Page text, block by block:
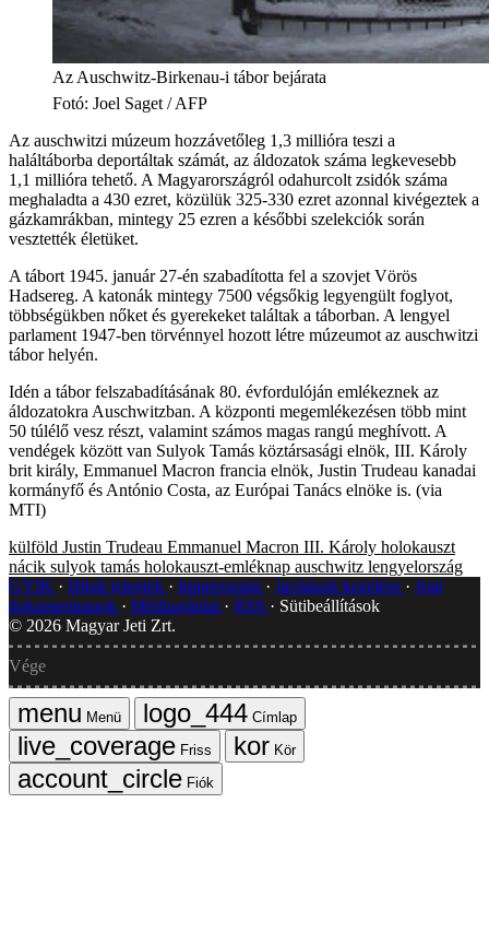
Az Auschwitz-Birkenau-i tábor bejárata
Fotó: Joel Saget / AFP
Az auschwitzi múzeum hozzávetőleg 1,3 millióra teszi a
haláltáborba deportáltak számát, az áldozatok száma legkevesebb
1,1 millióra tehető. A Magyarországról odahurcolt zsidók száma
meghaladta a 430 ezret, közülük 325-330 ezret azonnal kivégeztek a
gázkamrákban, mintegy 25 ezren a későbbi szelekciók során
vesztették életüket.
A tábort 1945. január 27-én szabadította fel a szovjet Vörös
Hadsereg. A katonák mintegy 7500 végsőkig legyengült foglyot,
többségükben nőket és gyerekeket találtak a táborban. A lengyel
parlament 1947-ben törvénnyel hozott létre múzeumot az auschwitzi
tábor helyén.
Idén a tábor felszabadításának 80. évfordulóján emlékeznek az
áldozatokra Auschwitzban. A központi megemlékezésen több mint
50 túlélő vesz részt, valamint számos magas rangú meghívott. A
vendégek között van Sulyok Tamás köztársasági elnök, III. Károly
brit király, Emmanuel Macron francia elnök, Justin Trudeau kanadai
kormányfő és António Costa, az Európai Tanács elnöke is. (via
MTI)
külföld Justin Trudeau Emmanuel Macron III. Károly holokauszt
nácik sulyok tamás holokauszt-emléknap auschwitz lengyelország
GYIK
Hibát jelentek Impresszum Javítások kezelése
Jogi
dokumentumok
Médiaajánlat RSS
Sütibeállítások
© 2026 Magyar Jeti Zrt.
Vége
Menü
Címlap
Friss
Kör
Fiók